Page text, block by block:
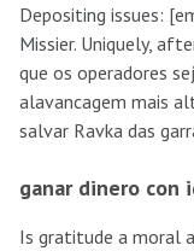
Depositing issues:
Missier. Uniquely,
que os operadores
alavancagem mais
salvar Ravka das
ganar dinero con
Is gratitude a moral